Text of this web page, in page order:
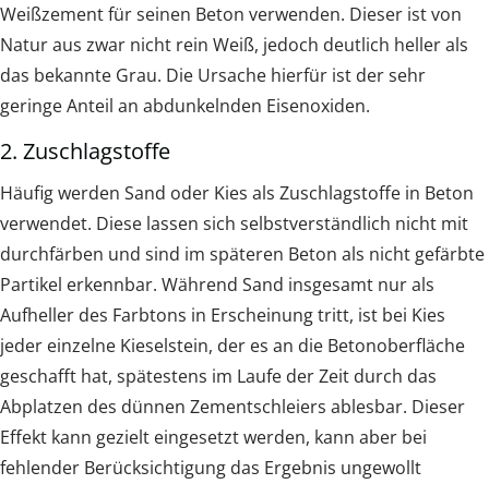
Weißzement für seinen Beton verwenden. Dieser ist von
Natur aus zwar nicht rein Weiß, jedoch deutlich heller als
das bekannte Grau. Die Ursache hierfür ist der sehr
geringe Anteil an abdunkelnden Eisenoxiden.
2. Zuschlagstoffe
Häufig werden Sand oder Kies als Zuschlagstoffe in Beton
verwendet. Diese lassen sich selbstverständlich nicht mit
durchfärben und sind im späteren Beton als nicht gefärbte
Partikel erkennbar. Während Sand insgesamt nur als
Aufheller des Farbtons in Erscheinung tritt, ist bei Kies
jeder einzelne Kieselstein, der es an die Betonoberfläche
geschafft hat, spätestens im Laufe der Zeit durch das
Abplatzen des dünnen Zementschleiers ablesbar. Dieser
Effekt kann gezielt eingesetzt werden, kann aber bei
fehlender Berücksichtigung das Ergebnis ungewollt